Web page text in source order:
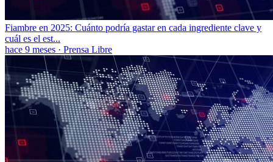
Fiambre en 2025: Cuánto podría gastar en cada ingrediente clave y
cuál es el est...
hace 9 meses · Prensa Libre